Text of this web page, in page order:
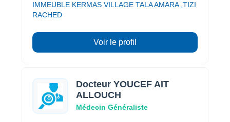
IMMEUBLE KERMAS VILLAGE TALA AMARA ,TIZI
RACHED
Voir le profil
Docteur YOUCEF AIT
ALLOUCH
Médecin Généraliste